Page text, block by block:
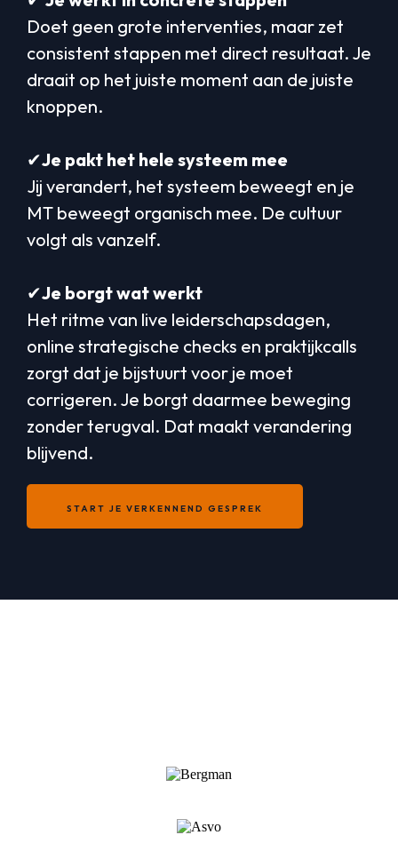
Doet geen grote interventies, maar zet
consistent stappen met direct resultaat. Je
draait op het juiste moment aan de juiste
knoppen.
✔︎Je pakt het hele systeem mee
Jij verandert, het systeem beweegt en je
MT beweegt organisch mee. De cultuur
volgt als vanzelf.
✔︎Je borgt wat werkt
Het ritme van live leiderschapsdagen,
online strategische checks en praktijkcalls
zorgt dat je bijstuurt voor je moet
corrigeren. Je borgt daarmee beweging
zonder terugval. Dat maakt verandering
blijvend.
START JE VERKENNEND GESPREK